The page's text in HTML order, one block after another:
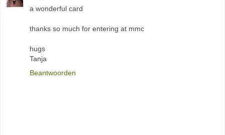
a wonderful card
thanks so much for entering at mmc
hugs
Tanja
Beantwoorden